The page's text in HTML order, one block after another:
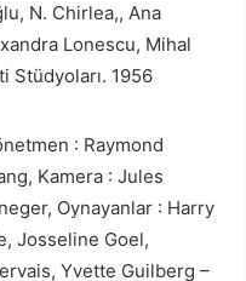
N. Chirlea,, Ana
Lonescu, Mihal
Stüdyoları. 1956
: Raymond
Kamera : Jules
Oynayanlar : Harry
Josseline Goel,
Yvette Guilberg –